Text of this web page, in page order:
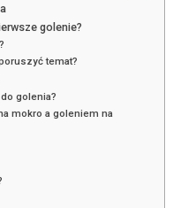
golenie?
temat?
golenia?
mokro a goleniem na